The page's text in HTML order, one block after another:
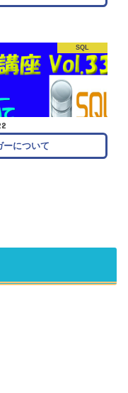
SQL
ーについて